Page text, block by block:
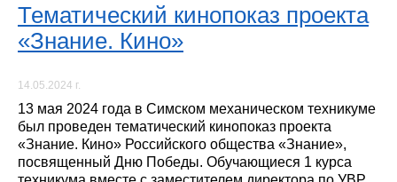
Тематический кинопоказ проекта
«Знание. Кино»
14.05.2024 г.
13 мая 2024 года в Симском механическом техникуме
был проведен тематический кинопоказ проекта
«Знание. Кино» Российского общества «Знание»,
посвященный Дню Победы. Обучающиеся 1 курса